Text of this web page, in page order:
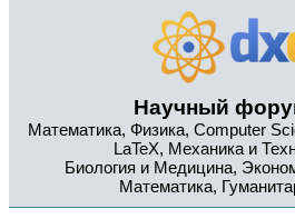
Научный
Математика, Физика, Computer
LaTeX, Механика и
Биология и Медицина,
Математика,